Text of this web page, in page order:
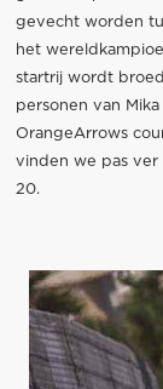
gevecht worden
het
startrij wordt
personen van
OrangeArrows
vinden we pas ver
20.